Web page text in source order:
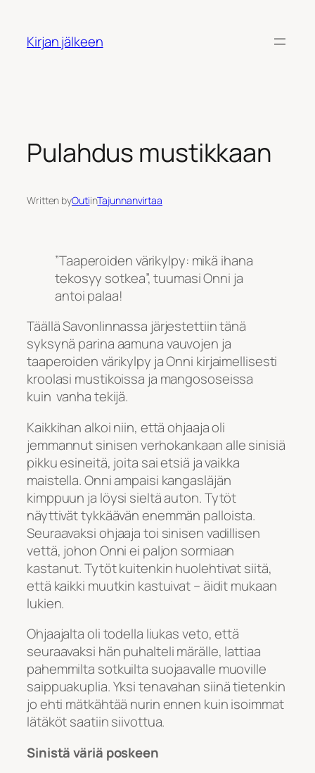
Kirjan jälkeen
Pulahdus mustikkaan
Written byOutiinTajunnanvirtaa
”Taaperoiden värikylpy: mikä ihana
tekosyy sotkea”, tuumasi Onni ja
antoi palaa!
Täällä Savonlinnassa järjestettiin tänä
syksynä parina aamuna vauvojen ja
taaperoiden värikylpy ja Onni kirjaimellisesti
kroolasi mustikoissa ja mangososeissa
kuin vanha tekijä.
Kaikkihan alkoi niin, että ohjaaja oli
jemmannut sinisen verhokankaan alle sinisiä
pikku esineitä, joita sai etsiä ja vaikka
maistella. Onni ampaisi kangasläjän
kimppuun ja löysi sieltä auton. Tytöt
näyttivät tykkäävän enemmän palloista.
Seuraavaksi ohjaaja toi sinisen vadillisen
vettä, johon Onni ei paljon sormiaan
kastanut. Tytöt kuitenkin huolehtivat siitä,
että kaikki muutkin kastuivat – äidit mukaan
lukien.
Ohjaajalta oli todella liukas veto, että
seuraavaksi hän puhalteli märälle, lattiaa
pahemmilta sotkuilta suojaavalle muoville
saippuakuplia. Yksi tenavahan siinä tietenkin
jo ehti mätkähtää nurin ennen kuin isoimmat
lätäköt saatiin siivottua.
Sinistä väriä poskeen